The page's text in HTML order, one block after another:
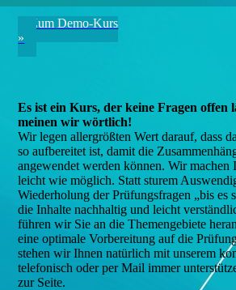
Zum Demo-Kurs
»
Es ist ein Kurs, der keine Fragen offen
meinen wir wörtlich!
Wir legen allergrößten Wert darauf, dass
so aufbereitet ist, damit die
angewendet werden können. Wir machen
leicht wie möglich. Statt sturem
Wiederholung der Prüfungsfragen „bis es
die Inhalte nachhaltig und leicht
führen wir Sie an die Themengebiete
eine optimale Vorbereitung auf die
stehen wir Ihnen natürlich mit unserem
telefonisch oder per Mail immer
zur Seite.